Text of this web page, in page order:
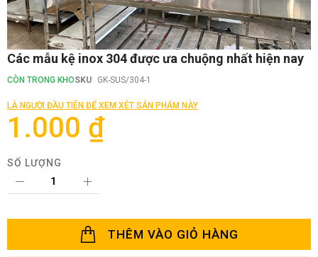
Chuyển
phần
của
thư
hình
Các mẫu kệ inox 304 được ưa chuộng nhất hiện nay
CÒN TRONG KHOSKU GK-SUS/304-1
LÀ NGƯỜI ĐẦU TIÊN ĐỂ XEM XÉT SẢN PHẨM NÀY
1.000 ₫
SỐ LƯỢNG
THÊM VÀO GIỎ HÀNG